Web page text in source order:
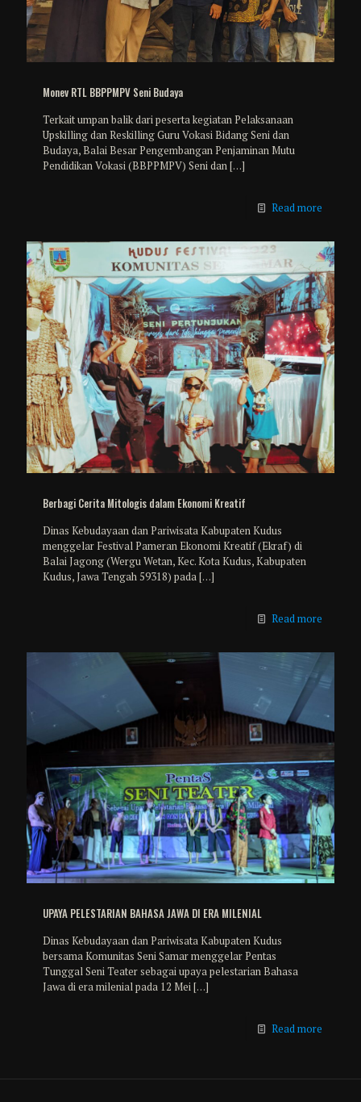
Monev RTL BBPPMPV Seni Budaya
Terkait umpan balik dari peserta kegiatan Pelaksanaan
Upskilling dan Reskilling Guru Vokasi Bidang Seni dan
Budaya, Balai Besar Pengembangan Penjaminan Mutu
Pendidikan Vokasi (BBPPMPV) Seni dan[…]
Read more
Berbagi Cerita Mitologis dalam Ekonomi Kreatif
Dinas Kebudayaan dan Pariwisata Kabupaten Kudus
menggelar Festival Pameran Ekonomi Kreatif (Ekraf) di
Balai Jagong (Wergu Wetan, Kec. Kota Kudus, Kabupaten
Kudus, Jawa Tengah 59318) pada[…]
Read more
UPAYA PELESTARIAN BAHASA JAWA DI ERA MILENIAL
Dinas Kebudayaan dan Pariwisata Kabupaten Kudus
bersama Komunitas Seni Samar menggelar Pentas
Tunggal Seni Teater sebagai upaya pelestarian Bahasa
Jawa di era milenial pada 12 Mei[…]
Read more